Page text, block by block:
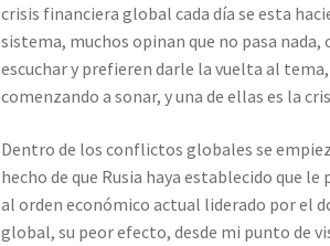
crisis financiera global cada día se esta
sistema, muchos opinan que no pasa
escuchar y prefieren darle la vuelta al
comenzando a sonar, y una de ellas es la
Dentro de los conflictos globales se
hecho de que Rusia haya establecido que
al orden económico actual liderado por el
global, su peor efecto, desde mi punto de